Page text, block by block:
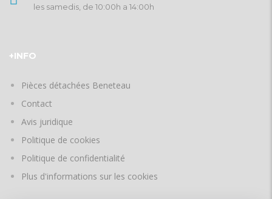
les samedis, de 10:00h a 14:00h
+INFO
Pièces détachées Beneteau
Contact
Avis juridique
Politique de cookies
Politique de confidentialité
Plus d'informations sur les cookies